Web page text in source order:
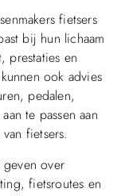
fietsers
bij hun lichaam
prestaties en
ook advies
pedalen,
te passen aan
fietsers.
geven over
fietsroutes en